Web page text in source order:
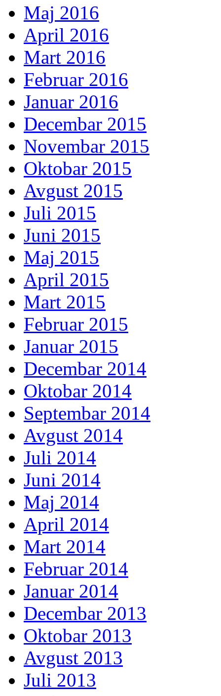
Maj 2016
April 2016
Mart 2016
Februar 2016
Januar 2016
Decembar 2015
Novembar 2015
Oktobar 2015
Avgust 2015
Juli 2015
Juni 2015
Maj 2015
April 2015
Mart 2015
Februar 2015
Januar 2015
Decembar 2014
Oktobar 2014
Septembar 2014
Avgust 2014
Juli 2014
Juni 2014
Maj 2014
April 2014
Mart 2014
Februar 2014
Januar 2014
Decembar 2013
Oktobar 2013
Avgust 2013
Juli 2013